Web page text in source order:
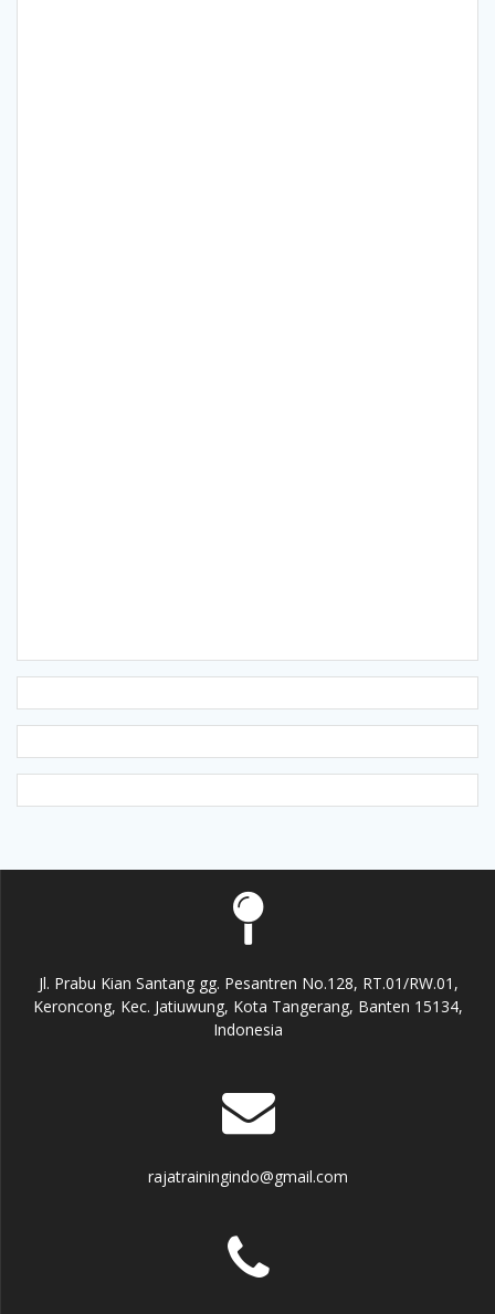
Jl. Prabu Kian Santang gg. Pesantren No.128, RT.01/RW.01,
Keroncong, Kec. Jatiuwung, Kota Tangerang, Banten 15134,
Indonesia
rajatrainingindo@gmail.com